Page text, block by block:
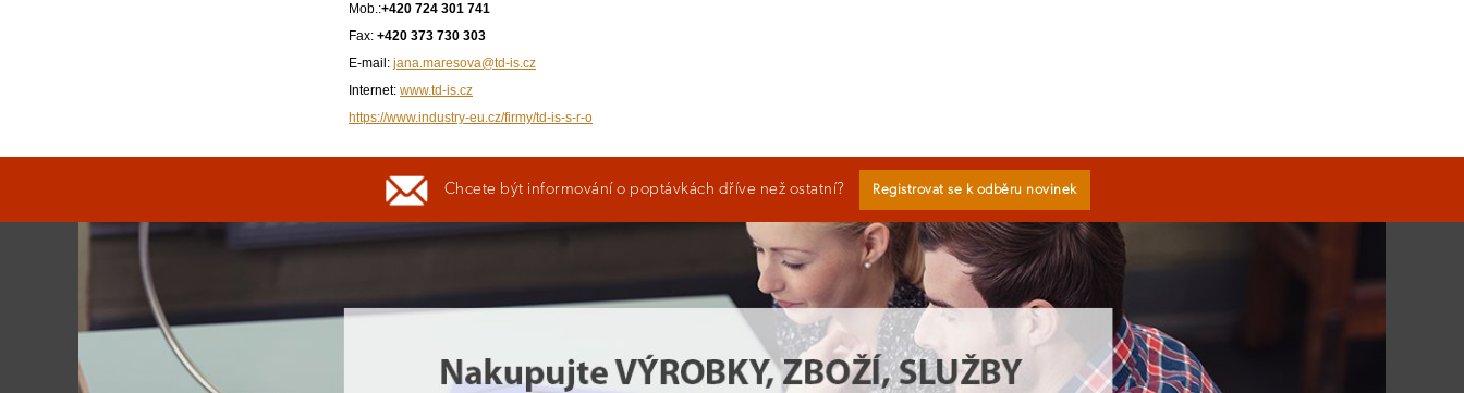
Mob.:+420 724 301 741
Fax: +420 373 730 303
E-mail: jana.maresova@td-is.cz
Internet: www.td-is.cz
https://www.industry-eu.cz/firmy/td-is-s-r-o
Chcete být informování o poptávkách dříve než ostatní? Registrovat se k odběru novinek